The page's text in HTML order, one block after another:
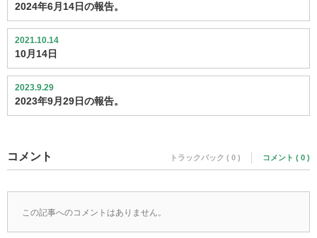
2024年6月14日の報告。
2021.10.14
10月14日
2023.9.29
2023年9月29日の報告。
コメント トラックバック ( 0 ) コメント ( 0 )
この記事へのコメントはありません。